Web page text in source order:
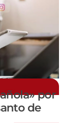
90'
por
de